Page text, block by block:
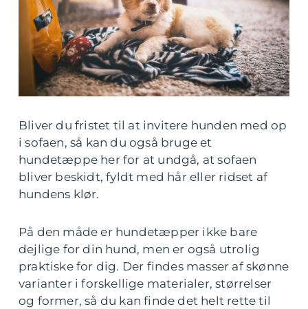
Bliver du fristet til at invitere hunden med op
i sofaen, så kan du også bruge et
hundetæppe her for at undgå, at sofaen
bliver beskidt, fyldt med hår eller ridset af
hundens klør.
På den måde er hundetæpper ikke bare
dejlige for din hund, men er også utrolig
praktiske for dig. Der findes masser af skønne
varianter i forskellige materialer, størrelser
og former, så du kan finde det helt rette til